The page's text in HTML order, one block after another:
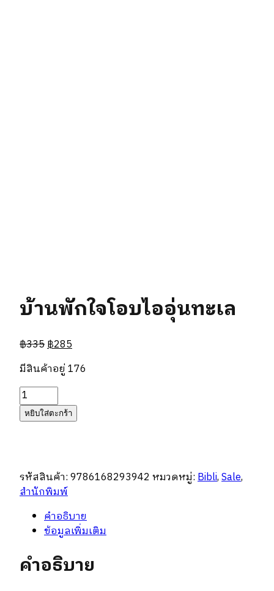
บ้านพักใจโอบไออุ่นทะเล
฿335฿285
มีสินค้าอยู่ 176
จำนวน
บ้าน
พัก
อุ่น
ทะเล
ชิ้น
หยิบใส่ตะกร้า
รหัสสินค้า:9786168293942หมวดหมู่:Bibli,Sale,
สำนักพิมพ์
คำอธิบาย
ข้อมูลเพิ่มเติม
คำอธิบาย